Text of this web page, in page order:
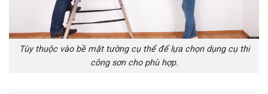
Tùy thuộc vào bề mặt tường cụ thể để lựa chọn dụng cụ thi
công sơn cho phù hợp.